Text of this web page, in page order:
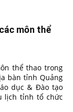
môn thể
thể thao trong
bàn tỉnh Quảng
dục & Đào tạo
lịch tỉnh tổ chức